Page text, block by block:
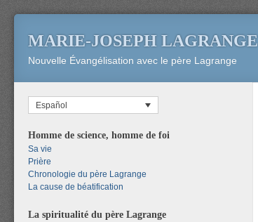
MARIE-JOSEPH LAGRANGE
Nouvelle Évangélisation avec le père Lagrange
Español
Homme de science, homme de foi
Sa vie
Prière
Chronologie du père Lagrange
La cause de béatification
La spiritualité du père Lagrange